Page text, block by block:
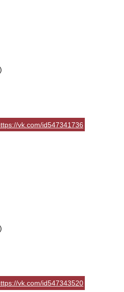
vk.com/id547341736
vk.com/id547343520